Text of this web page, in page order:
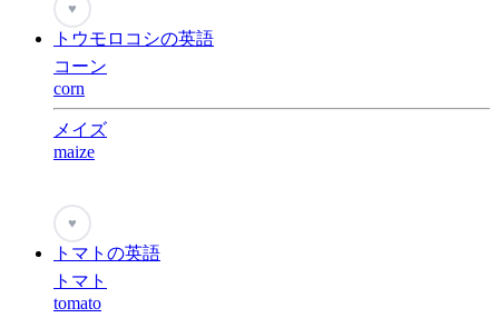
♥
トウモロコシの英語
コーン
corn
メイズ
maize
♥
トマトの英語
トマト
tomato